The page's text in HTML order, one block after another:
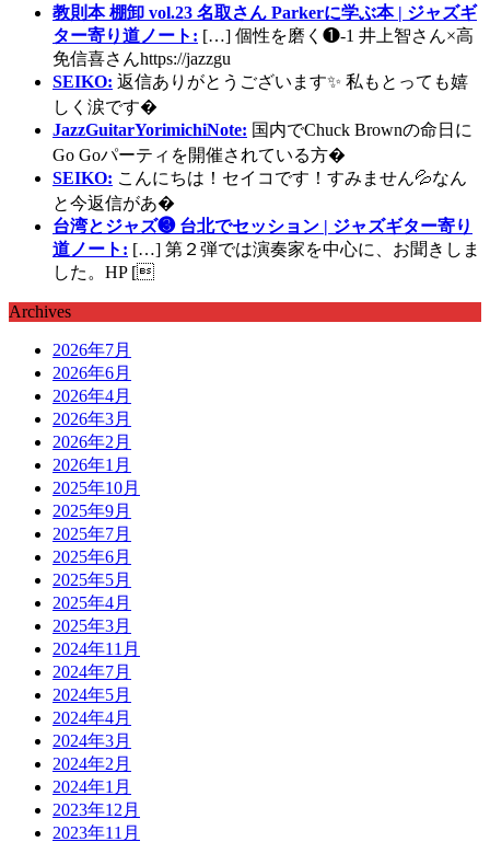
教則本 棚卸 vol.23 名取さん Parkerに学ぶ本 | ジャズギ
ター寄り道ノート: […] 個性を磨く❶-1 井上智さん×高
免信喜さんhttps://jazzgu
SEIKO: 返信ありがとうございます✨ 私もとっても嬉
しく涙です�
JazzGuitarYorimichiNote: 国内でChuck Brownの命日に
Go Goパーティを開催されている方�
SEIKO: こんにちは！セイコです！すみません💦なん
と今返信があ�
台湾とジャズ❸ 台北でセッション | ジャズギター寄り
道ノート: […] 第２弾では演奏家を中心に、お聞きしま
した。HP [
Archives
2026年7月
2026年6月
2026年4月
2026年3月
2026年2月
2026年1月
2025年10月
2025年9月
2025年7月
2025年6月
2025年5月
2025年4月
2025年3月
2024年11月
2024年7月
2024年5月
2024年4月
2024年3月
2024年2月
2024年1月
2023年12月
2023年11月